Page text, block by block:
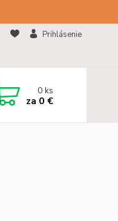
Prihlásenie
0ks
za 0 €